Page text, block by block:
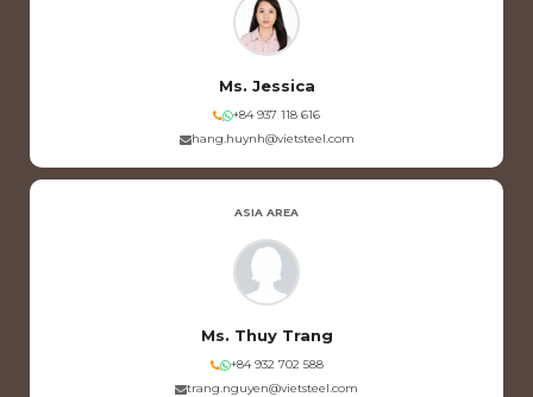
Ms. Jessica
+84 937 118 616
hang.huynh@vietsteel.com
ASIA AREA
Ms. Thuy Trang
+84 932 702 588
trang.nguyen@vietsteel.com